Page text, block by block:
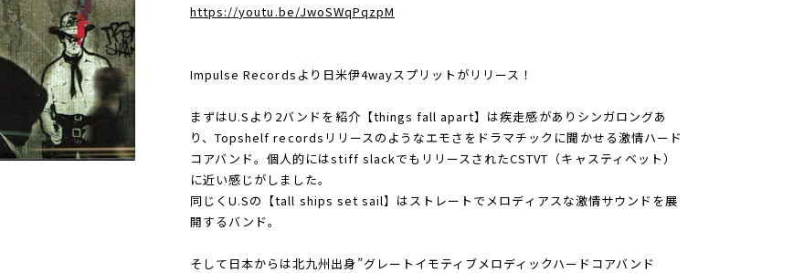
https://youtu.be/JwoSWqPqzpM
Impulse Recordsより日米伊4wayスプリットがリリース！
まずはU.Sより2バンドを紹介【things fall apart】は疾走感がありシンガロングあ
り、Topshelf recordsリリースのようなエモさをドラマチックに聞かせる激情ハード
コアバンド。個人的にはstiff slackでもリリースされたCSTVT（キャスティベット）
に近い感じがしました。
同じくU.Sの【tall ships set sail】はストレートでメロディアスな激情サウンドを展
開するバンド。
そして日本からは北九州出身”グレートイモティブメロディックハードコアバンド